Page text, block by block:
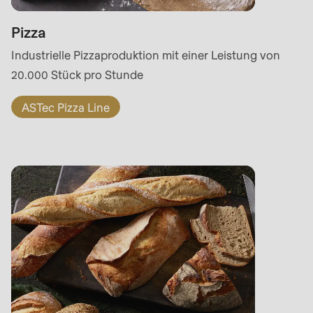
modules/custom/rondo_contact/src/
Pizza
Industrielle Pizzaproduktion mit einer Leistung von
20.000 Stück pro Stunde
ASTec Pizza Line